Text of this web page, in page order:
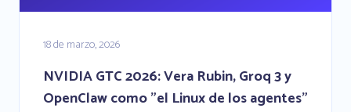
18 de marzo, 2026
NVIDIA GTC 2026: Vera Rubin, Groq 3 y
OpenClaw como "el Linux de los agentes"